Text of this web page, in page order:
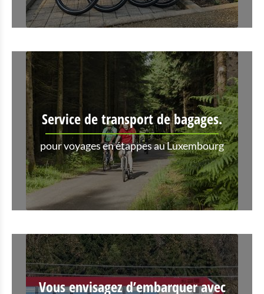
Service de transport de bagages.
pour voyages en étappes au Luxembourg
Vous envisagez d’embarquer avec